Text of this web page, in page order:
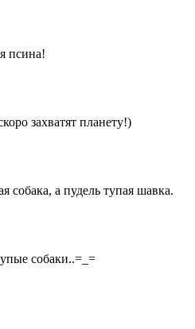
псина!
захватят планету!)
собака, а пудель тупая шавка.
собаки..=_=